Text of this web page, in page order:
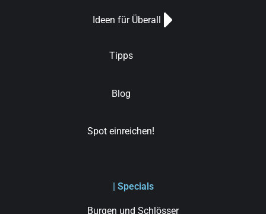
Ideen für Überall
Tipps
Blog
Spot einreichen!
| Specials
Burgen und Schlösser